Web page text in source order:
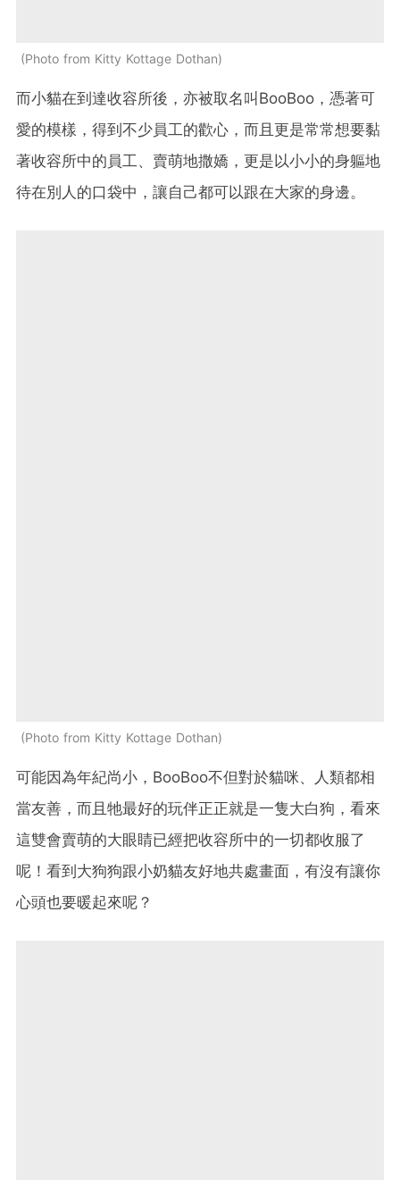
Photo from Kitty Kottage Dothan
而小貓在到達收容所後，亦被取名叫BooBoo，憑著可
愛的模樣，得到不少員工的歡心，而且更是常常想要黏
著收容所中的員工、賣萌地撒嬌，更是以小小的身軀地
待在別人的口袋中，讓自己都可以跟在大家的身邊。
Photo from Kitty Kottage Dothan
可能因為年紀尚小，BooBoo不但對於貓咪、人類都相
當友善，而且牠最好的玩伴正正就是一隻大白狗，看來
這雙會賣萌的大眼睛已經把收容所中的一切都收服了
呢！看到大狗狗跟小奶貓友好地共處畫面，有沒有讓你
心頭也要暖起來呢？